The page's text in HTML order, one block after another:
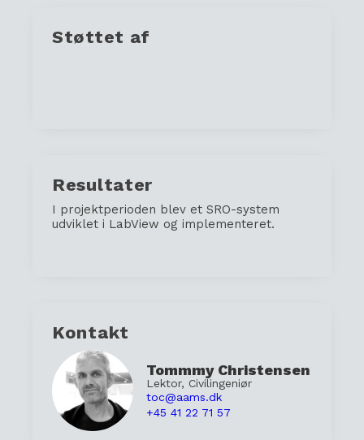
Støttet af
Resultater
I projektperioden blev et SRO-system
udviklet i LabView og implementeret.
Kontakt
Tommmy Christensen
Lektor, Civilingeniør
toc@aams.dk
+45 41 22 71 57